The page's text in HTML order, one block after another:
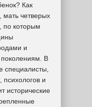
Как
четверых
по которым
и
В
специалисты,
психологов и
исторические